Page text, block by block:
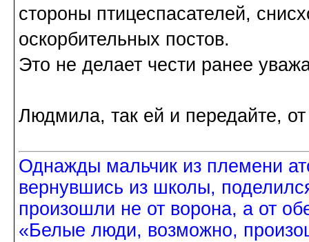
стороны птицеспасателей,
оскорбительных постов.
Это не делает чести ранее
Людмила, так ей и передайте,
Однажды мальчик из племени
вернувшись из школы,
произошли не от ворона, а от
«Белые люди, возможно,